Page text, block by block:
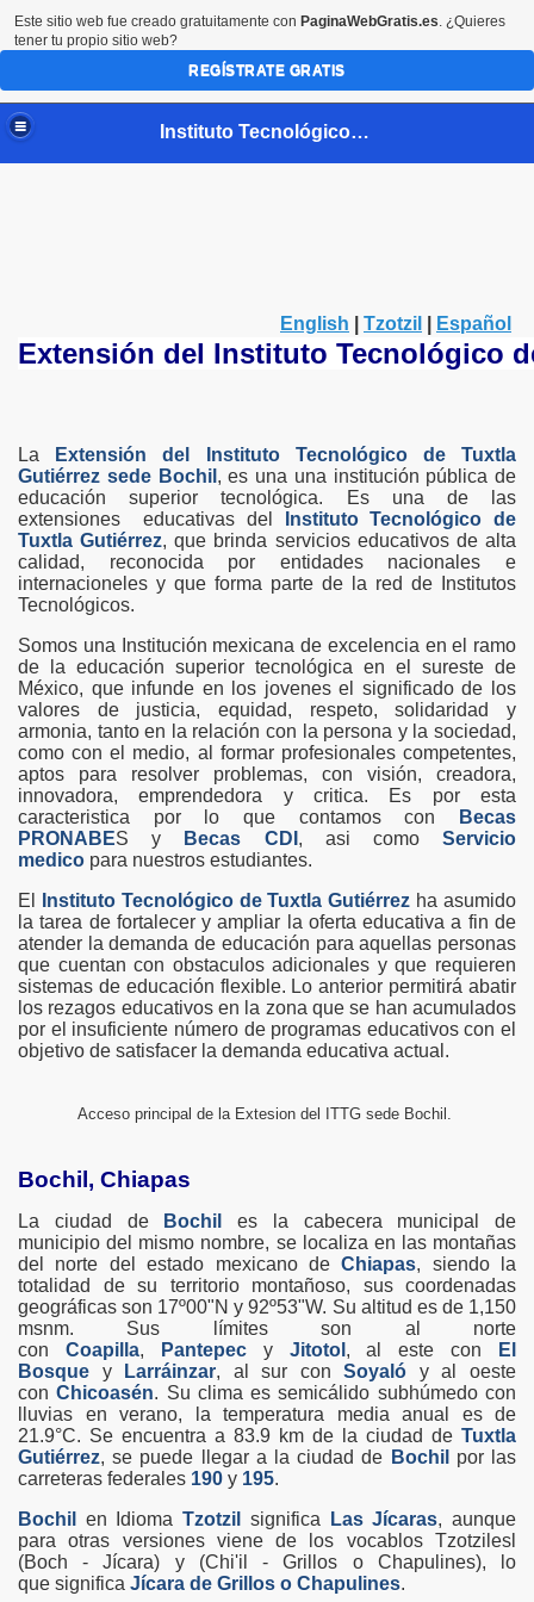
Instituto Tecnológico de Tuxtla Gutiérrez extensión Bochil
English Tzotzil Español
Extensión del Instituto Tecnológico
La
Extensión del Instituto Tecnológico de Tuxtla
Gutiérrez sede Bochil , es una una institución pública de
educación superior tecnológica. Es una de las
extensiones educativas del
Instituto Tecnológico de
Tuxtla Gutiérrez, que brinda servicios educativos de alta
calidad, reconocida por entidades nacionales e
internacioneles y que forma parte de la red de Institutos
Tecnológicos.
Somos una Institución mexicana de excelencia en el ramo
de la educación superior tecnológica en el sureste de
México, que infunde en los jovenes el significado de los
valores de justicia, equidad, respeto, solidaridad y
armonia, tanto en la relación con la persona y la sociedad,
como con el medio, al formar profesionales competentes,
aptos para resolver problemas, con visión, creadora,
innovadora, emprendedora y critica. Es por esta
caracteristica por lo que contamos con
Becas
PRONABES y Becas CDI , asi comoServicio
medico para nuestros estudiantes.
El
Instituto Tecnológico de Tuxtla Gutiérrez ha asumido
la tarea de fortalecer y ampliar la oferta educativa a fin de
atender la demanda de educación para aquellas personas
que cuentan con obstaculos adicionales y que requieren
sistemas de educación flexible. Lo anterior permitirá abatir
los rezagos educativos en la zona que se han acumulados
por el insuficiente número de programas educativos con el
objetivo de satisfacer la demanda educativa actual.
Acceso principal de la Extesion del ITTG sede Bochil.
Bochil, Chiapas
La ciudad de Bochil
es la cabecera municipal de
municipio del mismo nombre, se localiza en las montañas
del norte del estado mexicano deChiapas, siendo la
totalidad de su territorio montañoso, sus coordenadas
geográficas son 17º00"N y 92º53"W. Su altitud es de 1,150
msnm. Sus límites son al norte
con Coapilla, Pantepecy Jitotol , al este con
El
Bosque y Larráinzar, al sur conSoyaló y al oeste
conChicoasén. Su clima es semicálido subhúmedo con
lluvias en verano, la temperatura media anual es de
21.9°C. Se encuentra a 83.9 km de la ciudad de Tuxtla
Gutiérrez, se puede llegar a la ciudad de Bochil
por las
carreteras federales 190 y 195.
Bochil
en IdiomaTzotzil significa Las Jícaras, aunque
para otras versiones viene de los vocablos Tzotzilesl
(Boch -Jícara) y (Chi'il - Grillos o Chapulines), lo
que significa Jícara de Grillos o Chapulines.
Este sitio web fue creado gratuitamente con PaginaWebGratis.es. ¿Quieres
tener tu propio sitio web?
REGÍSTRATE GRATIS